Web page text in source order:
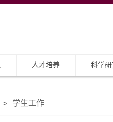
人才培养 科学
> 学生工作